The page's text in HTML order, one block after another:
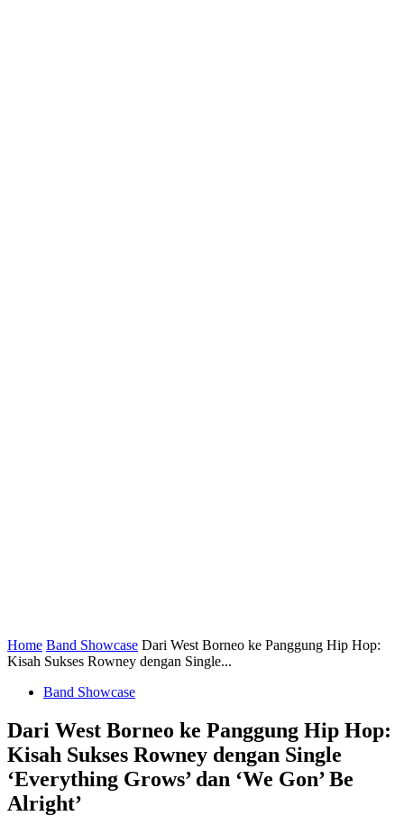
Home Band Showcase Dari West Borneo ke Panggung Hip Hop:
Kisah Sukses Rowney dengan Single...
Band Showcase
Dari West Borneo ke Panggung Hip Hop:
Kisah Sukses Rowney dengan Single
‘Everything Grows’ dan ‘We Gon’ Be
Alright’